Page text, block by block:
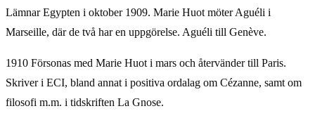
Lämnar Egypten i oktober 1909. Marie Huot möter Aguéli i
Marseille, där de två har en uppgörelse. Aguéli till Genève.
1910 Försonas med Marie Huot i mars och återvänder till Paris.
Skriver i ECI, bland annat i positiva ordalag om Cézanne, samt om
filosofi m.m. i tidskriften La Gnose.